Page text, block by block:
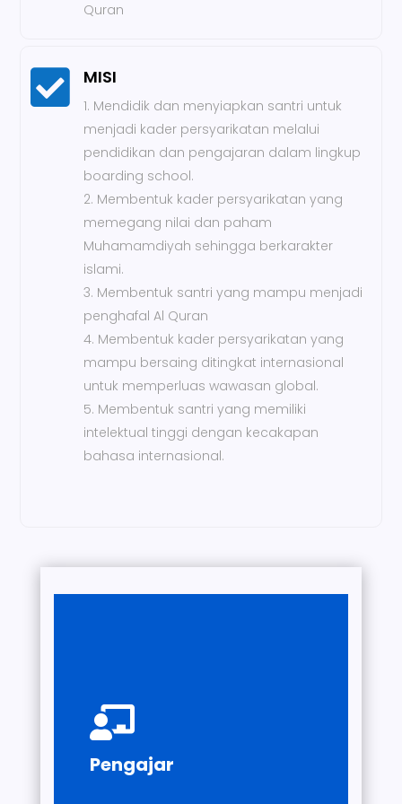
Quran
 MISI
Mendidik dan menyiapkan santri untuk
menjadi kader persyarikatan melalui
pendidikan dan pengajaran dalam lingkup
boarding school.
Membentuk kader persyarikatan yang
memegang nilai dan paham
Muhamamdiyah sehingga berkarakter
islami.
Membentuk santri yang mampu menjadi
penghafal Al Quran
Membentuk kader persyarikatan yang
mampu bersaing ditingkat internasional
untuk memperluas wawasan global.
Membentuk santri yang memiliki
intelektual tinggi dengan kecakapan
bahasa internasional.

Pengajar
Pengajar profesional
dibidangnya lulusan S1 dan S2